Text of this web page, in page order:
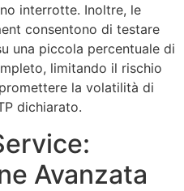
interrotte. Inoltre, le
consentono di testare
una piccola percentuale di
limitando il rischio
la volatilità di
dichiarato.
Avanzata